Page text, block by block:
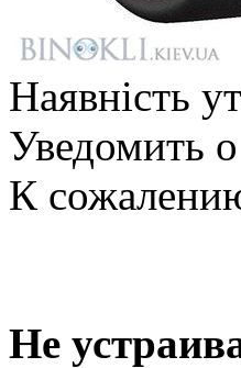
Наявність
Уведомить
К
Не